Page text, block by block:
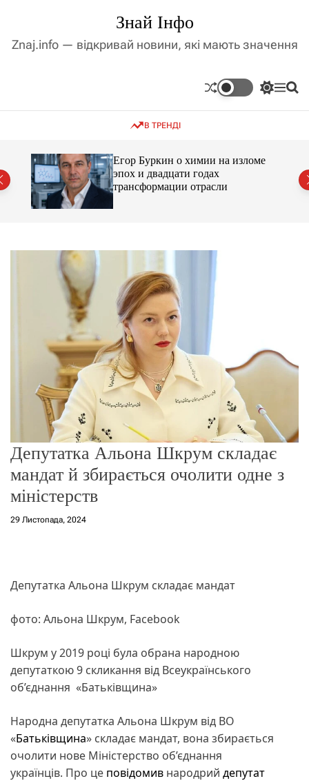
д
і
с
Знай Інфо
Znaj.info — відкривай новини, які мають значення
П
к
и
м
М П
В ТРЕНДІ
Егор Буркин о химии на изломе
эпох и двадцати годах
трансформации отрасли
Депутатка Альона Шкрум складає
мандат й збирається очолити одне з
міністерств
29 Листопада, 2024
Депутатка Альона Шкрум складає мандат
фото: Альона Шкрум, Facebook
Шкрум у 2019 році була обрана народною
депутаткою 9 скликання від Всеукраїнського
об’єднання «Батьківщина»
Народна депутатка Альона Шкрум від ВО
«Батьківщина» складає мандат, вона збирається
очолити нове Міністерство об’єднання
українців. Про це повідомив народрий депутат